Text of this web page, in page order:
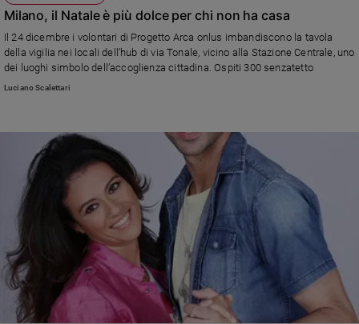
Milano, il Natale è più dolce per chi non ha casa
Il 24 dicembre i volontari di Progetto Arca onlus imbandiscono la tavola
della vigilia nei locali dell’hub di via Tonale, vicino alla Stazione Centrale, uno
dei luoghi simbolo dell’accoglienza cittadina. Ospiti 300 senzatetto
Luciano Scalettari